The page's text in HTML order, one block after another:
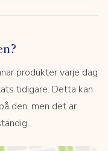
produkter varje dag
tidigare. Detta kan
den, men det är